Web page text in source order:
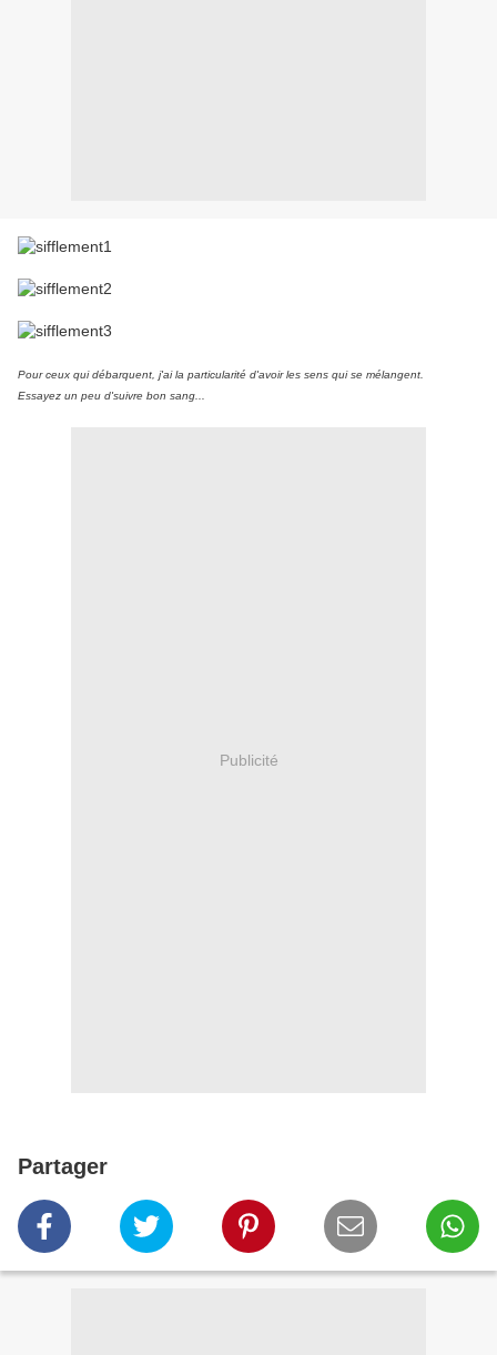
Pour ceux qui débarquent, j'ai la particularité d'avoir les sens qui se mélangent.
Essayez un peu d'suivre bon sang...
Publicité
Partager